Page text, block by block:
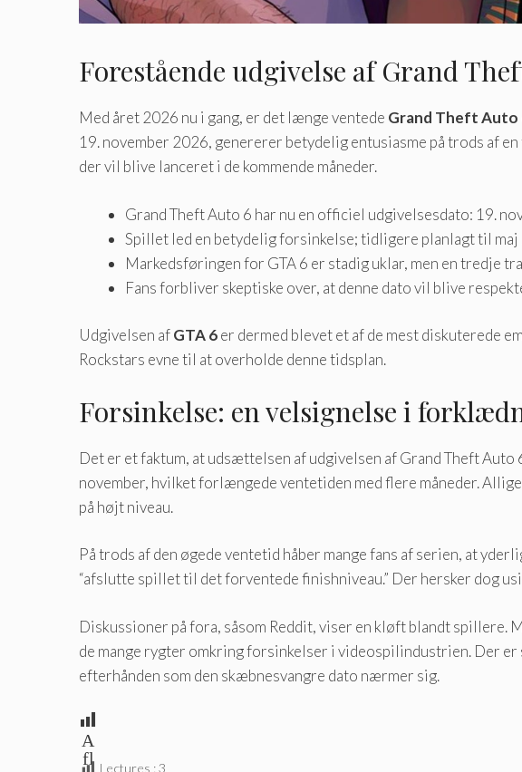
Forestående udgivelse af Grand
Med året 2026 nu i gang, er det længe ventede Grand Theft Auto
19. november 2026, genererer betydelig entusiasme på trods af
der vil blive lanceret i de kommende måneder.
Grand Theft Auto 6 har nu en officiel udgivelsesdato: 19.
Spillet led en betydelig forsinkelse; tidligere planlagt til
Markedsføringen for GTA 6 er stadig uklar, men en tredje
Fans forbliver skeptiske over, at denne dato vil blive
Udgivelsen afGTA 6er dermed blevet et af de mest diskuterede
Rockstars evne til at overholde denne tidsplan.
Forsinkelse: en velsignelse i
Det er et faktum, at udsættelsen af ​​udgivelsen af ​​Grand Theft
november, hvilket forlængede ventetiden med flere måneder.
på højt niveau.
På trods af den øgede ventetid håber mange fans af serien, at
“afslutte spillet til det forventede finishniveau.” Der hersker dog
Diskussioner på fora, såsom Reddit, viser en kløft blandt
de mange rygter omkring forsinkelser i videospilindustrien. Der
efterhånden som den skæbnesvangre dato nærmer sig.
A
fl
Lectures :3